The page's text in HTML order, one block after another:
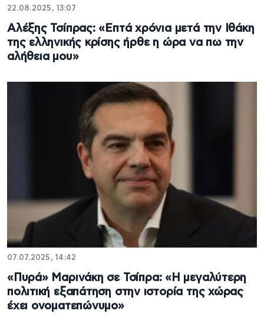
22.08.2025, 13:07
Αλέξης Τσίπρας: «Επτά χρόνια μετά την Ιθάκη
της ελληνικής κρίσης ήρθε η ώρα να πω την
αλήθεια μου»
07.07.2025, 14:42
«Πυρά» Μαρινάκη σε Τσίπρα: «Η μεγαλύτερη
πολιτική εξαπάτηση στην ιστορία της χώρας
έχει ονοματεπώνυμο»